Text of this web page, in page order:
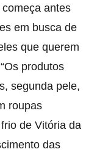
antes
em busca de
que querem
produtos
segunda pele,
roupas
de Vitória da
das